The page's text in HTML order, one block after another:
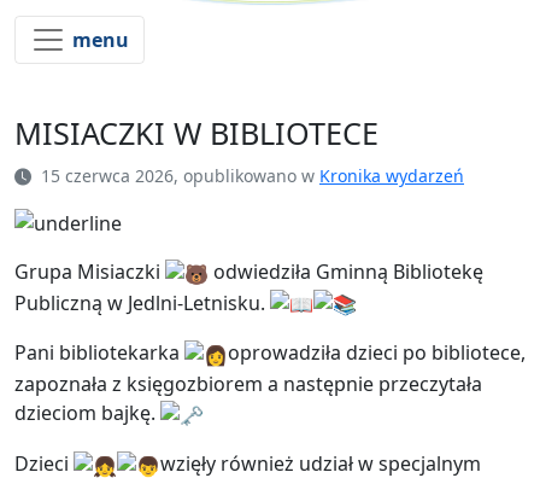
menu
MISIACZKI W BIBLIOTECE
15 czerwca 2026, opublikowano w Kronika wydarzeń
Grupa Misiaczki
odwiedziła Gminną Bibliotekę
Publiczną w Jedlni-Letnisku.
Pani bibliotekarka
oprowadziła dzieci po bibliotece,
zapoznała z księgozbiorem a następnie przeczytała
dzieciom bajkę.
Dzieci
wzięły również udział w specjalnym